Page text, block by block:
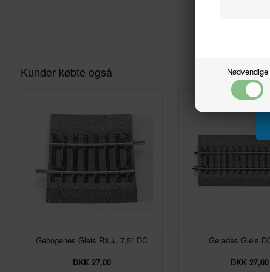
Nødvendige
Kunder købte også
Gebogenes Gleis R3¼, 7,5° DC
DKK 27,00
Gerades Gleis
DKK 27,00